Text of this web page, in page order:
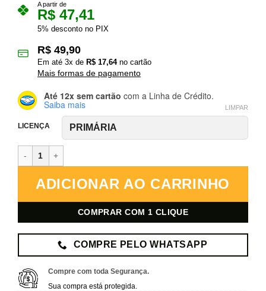
A partir de
R$ 47,41
5% desconto no PIX
R$ 49,90
Em até 3x de R$ 17,64no cartão
Mais formas de pagamento
Até 12x sem cartão com a Linha de Crédito.
Saiba mais
LICENÇA
LIMPAR
ADICIONAR AO CARRINHO
COMPRAR COM 1 CLIQUE
COMPRE PELO WHATSAPP
Compre com toda Segurança.
Sua compra está protegida.